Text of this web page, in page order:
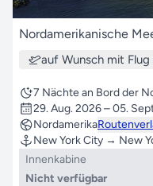
Nordamerikanische
auf Wunsch mit
7 Nächte an Bord der
29. Aug. 2026 – 05.
Nordamerika
New York City → New
Innenkabine
Nicht verfügbar